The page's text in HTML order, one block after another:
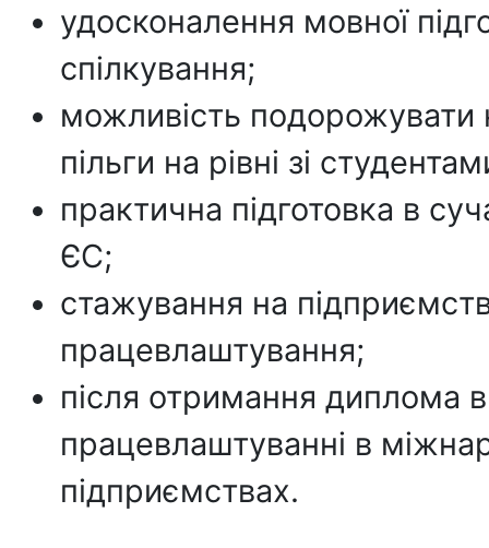
удосконалення мовної
спілкування;
можливість подорожувати
пільги на рівні зі
практична підготовка в
ЄС;
стажування на
працевлаштування;
після отримання диплома
працевлаштуванні в
підприємствах.